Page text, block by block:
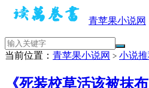
青苹果小说网
当前位置： 青苹果小说网 > 小说
《死装校草活该被抹